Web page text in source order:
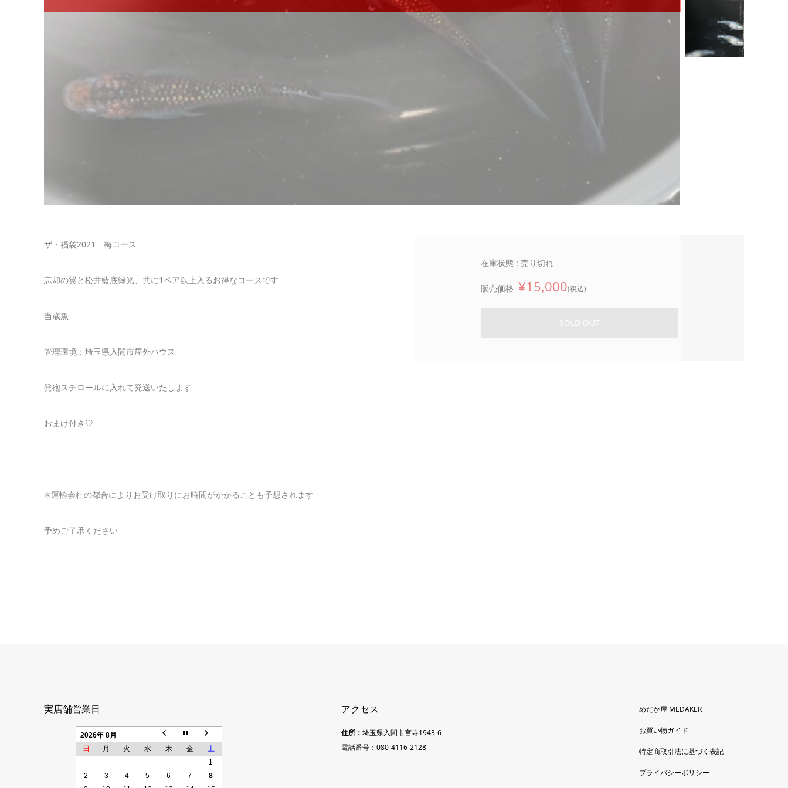
ザ・福袋2021 梅コース
忘却の翼と松井藍底緑光、共に1ペア以上入るお得なコースです
当歳魚
管理環境：埼玉県入間市屋外ハウス
発砲スチロールに入れて発送いたします
おまけ付き♡
※運輸会社の都合によりお受け取りにお時間がかかることも予想されます
予めご了承ください
在庫状態 : 売り切れ
販売価格 ¥15,000(税込)
SOLD OUT
実店舗営業日
2026年 8月
日
月 火 水 木 金
土
1
2
3 4 5 6 7
8
アクセス
住所：埼玉県入間市宮寺1943-6
電話番号：080-4116-2128
めだか屋 MEDAKER
お買い物ガイド
特定商取引法に基づく表記
プライバシーポリシー